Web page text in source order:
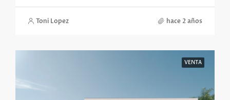
Toni Lopez hace 2 años
VENTA